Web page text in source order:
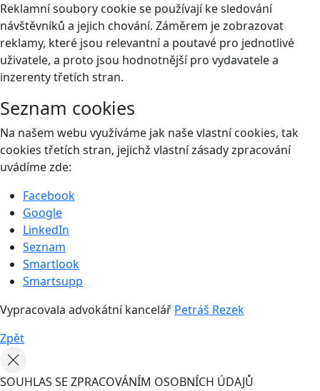
Reklamní soubory cookie se používají ke sledování
návštěvníků a jejich chování. Záměrem je zobrazovat
reklamy, které jsou relevantní a poutavé pro jednotlivé
uživatele, a proto jsou hodnotnější pro vydavatele a
inzerenty třetích stran.
Seznam cookies
Na našem webu využíváme jak naše vlastní cookies, tak
cookies třetích stran, jejichž vlastní zásady zpracování
uvádíme zde:
Facebook
Google
LinkedIn
Seznam
Smartlook
Smartsupp
Vypracovala advokátní kancelář Petráš Rezek
Zpět
SOUHLAS SE ZPRACOVÁNÍM OSOBNÍCH ÚDAJŮ